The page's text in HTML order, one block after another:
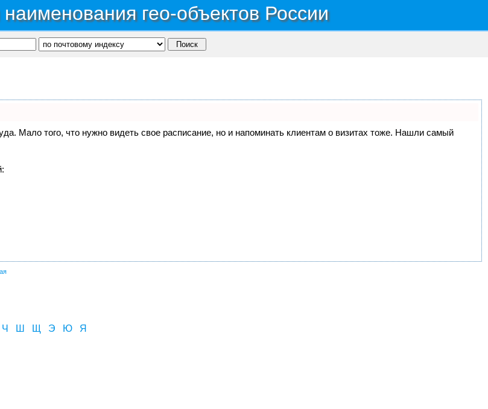
гео-объектов России
Мало того, что нужно видеть свое расписание, но и напоминать клиентам о визитах тоже. Нашли самый
Ч Ш Щ Э Ю Я